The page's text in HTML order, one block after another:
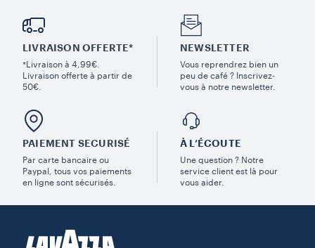
LIVRAISON OFFERTE*
*Livraison à 4,99€.
Livraison offerte à partir de
50€.
NEWSLETTER
Vous reprendrez bien un
peu de café ? Inscrivez-
vous à notre newsletter.
PAIEMENT SECURISÉ
Par carte bancaire ou
Paypal, tous vos paiements
en ligne sont sécurisés.
À L’ÉCOUTE
Une question ? Notre
service client est là pour
vous aider.